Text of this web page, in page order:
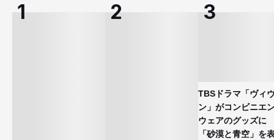
TBSドラマ「ヴィ
ン」がコンビニエ
ウェアのグッズ
「砂漠と青空」を